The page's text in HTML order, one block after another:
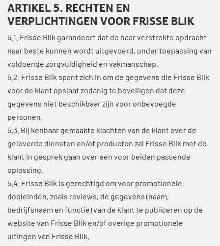
ARTIKEL 5. RECHTEN EN
VERPLICHTINGEN VOOR FRISSE BLIK
5.1. Frisse Blik garandeert dat de haar verstrekte opdracht
naar beste kunnen wordt uitgevoerd, onder toepassing van
voldoende zorgvuldigheid en vakmanschap.
5.2. Frisse Blik spant zich in om de gegevens die Frisse Blik
voor de klant opslaat zodanig te beveiligen dat deze
gegevens niet beschikbaar zijn voor onbevoegde
personen.
5.3. Bij kenbaar gemaakte klachten van de klant over de
geleverde diensten en/of producten zal Frisse Blik met de
klant in gesprek gaan over een voor beiden passende
oplossing.
5.4. Frisse Blik is gerechtigd om voor promotionele
doeleinden, zoals reviews, de gegevens (naam,
bedrijfsnaam en functie) van de klant te publiceren op de
website van Frisse Blik en/of overige promotionele
uitingen van Frisse Blik.